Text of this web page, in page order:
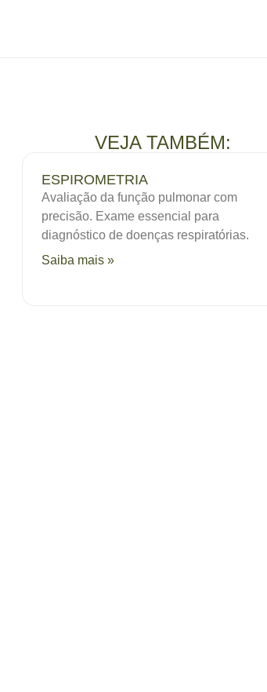
VEJA TAMBÉM:
ESPIROMETRIA
Avaliação da função pulmonar com
precisão. Exame essencial para
diagnóstico de doenças respiratórias.
Saiba mais »